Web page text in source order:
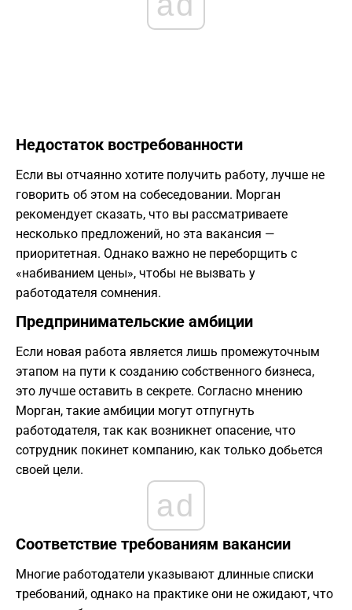
Недостаток востребованности
Если вы отчаянно хотите получить работу, лучше не
говорить об этом на собеседовании. Морган
рекомендует сказать, что вы рассматриваете
несколько предложений, но эта вакансия —
приоритетная. Однако важно не переборщить с
«набиванием цены», чтобы не вызвать у
работодателя сомнения.
Предпринимательские амбиции
Если новая работа является лишь промежуточным
этапом на пути к созданию собственного бизнеса,
это лучше оставить в секрете. Согласно мнению
Морган, такие амбиции могут отпугнуть
работодателя, так как возникнет опасение, что
сотрудник покинет компанию, как только добьется
своей цели.
ad
Соответствие требованиям вакансии
Многие работодатели указывают длинные списки
требований, однако на практике они не ожидают, что